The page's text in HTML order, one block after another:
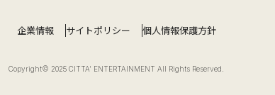
企業情報 サイトポリシー 個人情報保護方針
Copyright© 2025 CITTA' ENTERTAINMENT All Rights Reserved.